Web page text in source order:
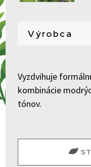
Výrobca
Vyzdvihuje
kombinácie
tónov.